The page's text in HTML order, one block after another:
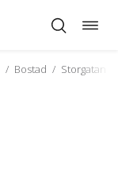
/ Bostad / Storgatan